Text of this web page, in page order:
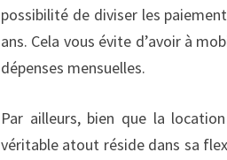
possibilité de diviser les
ans. Cela vous évite d’avoir à
dépenses mensuelles.
Par ailleurs, bien que la
véritable atout réside dans sa